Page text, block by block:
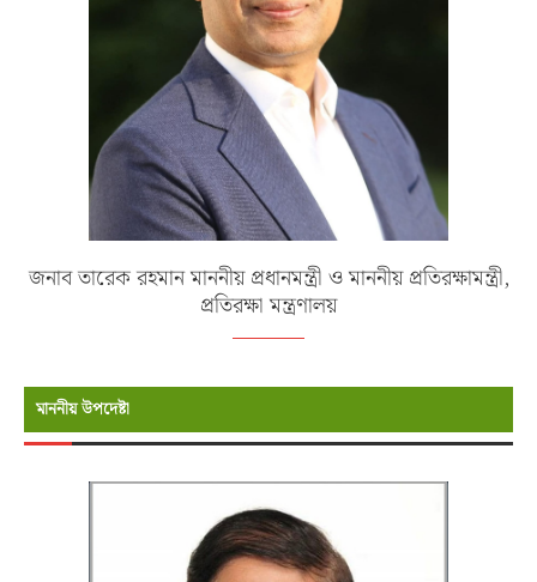
জনাব তারেক রহমান মাননীয় প্রধানমন্ত্রী ও মাননীয় প্রতিরক্ষামন্ত্রী,
প্রতিরক্ষা মন্ত্রণালয়
মাননীয় উপদেষ্টা